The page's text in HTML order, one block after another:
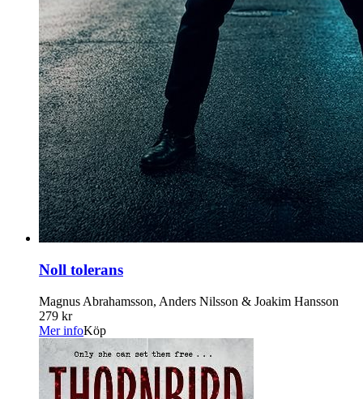
Noll tolerans
Magnus Abrahamsson, Anders Nilsson & Joakim Hansson
279 kr
Mer infoKöp